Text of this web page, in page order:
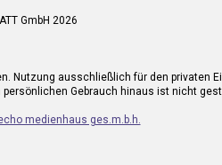
GmbH 2026
Nutzung ausschließlich für den privaten
persönlichen Gebrauch hinaus ist nicht
medienhaus ges.m.b.h.